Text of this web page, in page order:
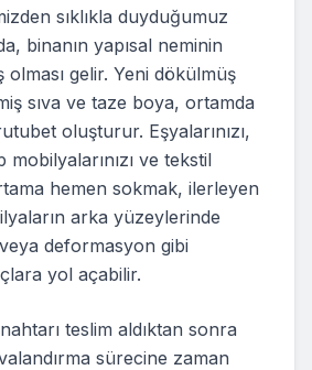
sıklıkla duyduğumuz
binanın yapısal neminin
olması gelir. Yeni dökülmüş
sıva ve taze boya, ortamda
oluşturur. Eşyalarınızı,
ve tekstil
hemen sokmak, ilerleyen
arka yüzeylerinde
deformasyon gibi
yol açabilir.
teslim aldıktan sonra
sürecine zaman